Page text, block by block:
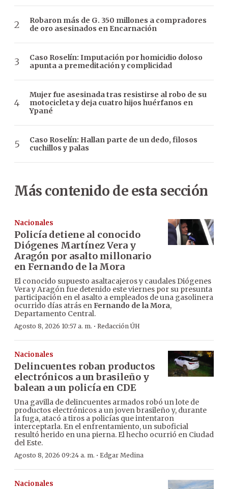
Robaron más de G. 350 millones a compradores
de oro asesinados en Encarnación
Caso Roselín: Imputación por homicidio doloso
apunta a premeditación y complicidad
Mujer fue asesinada tras resistirse al robo de su
motocicleta y deja cuatro hijos huérfanos en
Ypané
Caso Roselín: Hallan parte de un dedo, filosos
cuchillos y palas
Más contenido de esta sección
Nacionales
Policía detiene al conocido
Diógenes Martínez Vera y
Aragón por asalto millonario
en Fernando de la Mora
El conocido supuesto asaltacajeros y caudales Diógenes
Vera y Aragón fue detenido este viernes por su presunta
participación en el asalto a empleados de una gasolinera
ocurrido días atrás enFernando de la Mora,
Departamento Central.
Agosto 8, 2026 10:57 a. m. · Redacción ÚH
Nacionales
Delincuentes roban productos
electrónicos a un brasileño y
balean a un policía en CDE
Una gavilla de delincuentes armados robó un lote de
productos electrónicos a un joven brasileño y, durante
la fuga, atacó a tiros a policías que intentaron
interceptarla. En el enfrentamiento, un suboficial
resultó herido en una pierna. El hecho ocurrió en Ciudad
del Este.
Agosto 8, 2026 09:24 a. m. · Edgar Medina
Nacionales